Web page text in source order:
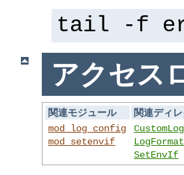
tail -f
アクセス
関連モジュール
関連ディ
mod_log_config
mod_setenvif
CustomLog
LogFormat
SetEnvIf